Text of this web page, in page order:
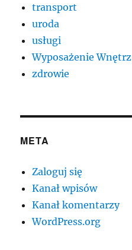
transport
uroda
usługi
Wyposażenie Wnętrz
zdrowie
META
Zaloguj się
Kanał wpisów
Kanał komentarzy
WordPress.org